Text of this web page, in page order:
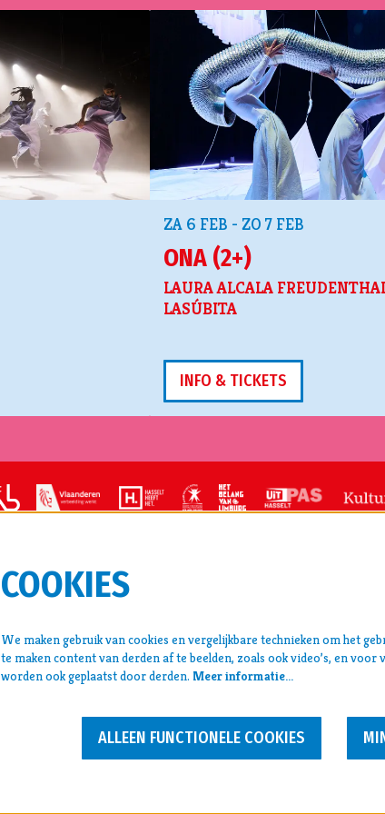
ONA (2+)
LAURA ALCALA
LASÚBITA
ZA 6 FEB -ZO 7 FEB
INFO & TICKETS
CONTACT
cultuurcentrum Hasselt
Kunstlaan 5, 3500 Hasselt
011 22 99 31
BTW BE 0412.713.323
pers >
COOKIES
We maken gebruik van cookies en vergelijkbare technieken om het
te maken content van derden af te beelden, zoals ook video’s, en voor
worden ook geplaatst door derden. Meer informatie…
ALLEEN FUNCTIONELE COOKIES